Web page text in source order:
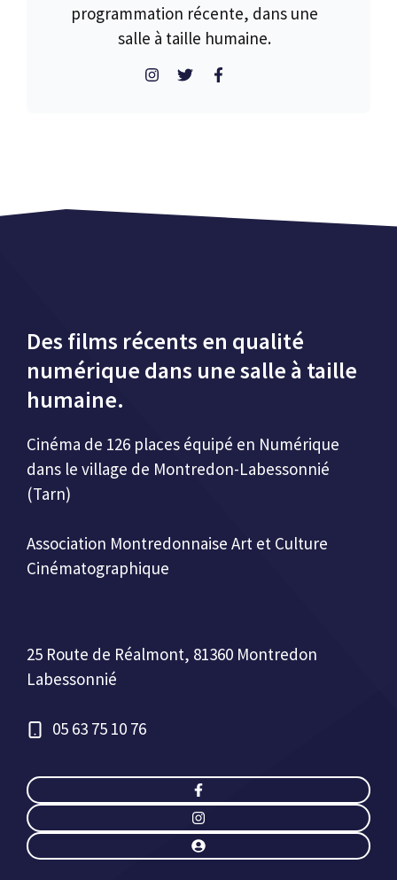
programmation récente, dans une
salle à taille humaine.
Des films récents en qualité
numérique dans une salle à taille
humaine.
Cinéma de 126 places équipé en Numérique
dans le village de Montredon-Labessonnié
(Tarn)
Association Montredonnaise Art et Culture
Cinématographique
25 Route de Réalmont, 81360 Montredon
Labessonnié
05 63 75 10 76